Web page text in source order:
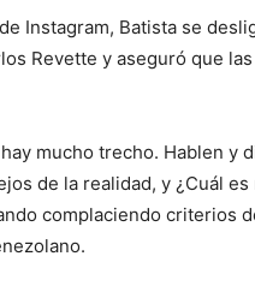
Instagram, Batista se
Revette y aseguró que
mucho trecho. Hablen y
de la realidad, y ¿Cuál
complaciendo criterios